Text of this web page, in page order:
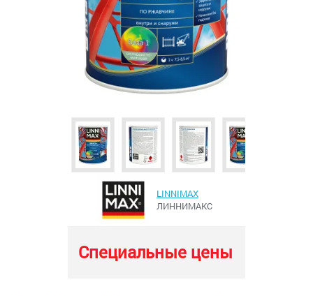
LINNIMAX
ЛИННИМАКС
Специальные цены